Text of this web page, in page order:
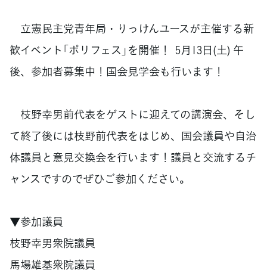
立憲民主党青年局・りっけんユースが主催する新
歓イベント「ポリフェス」を開催！ 5月13日(土) 午
後、参加者募集中！国会見学会も行います！
枝野幸男前代表をゲストに迎えての講演会、そし
て終了後には枝野前代表をはじめ、国会議員や自治
体議員と意見交換会を行います！議員と交流するチ
ャンスですのでぜひご参加ください。
▼参加議員
枝野幸男衆院議員
馬場雄基衆院議員